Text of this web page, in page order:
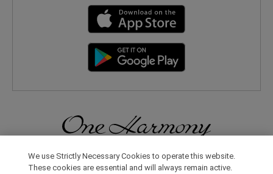
無論在日本國內還是在世界其他地方，您都會體驗到更多旅行的樂
趣。只要申請成為One Harmony會員，即可享受各種專屬優惠。
We use Strictly Necessary Cookies to operate this website.
These cookies are essential and will always remain active.